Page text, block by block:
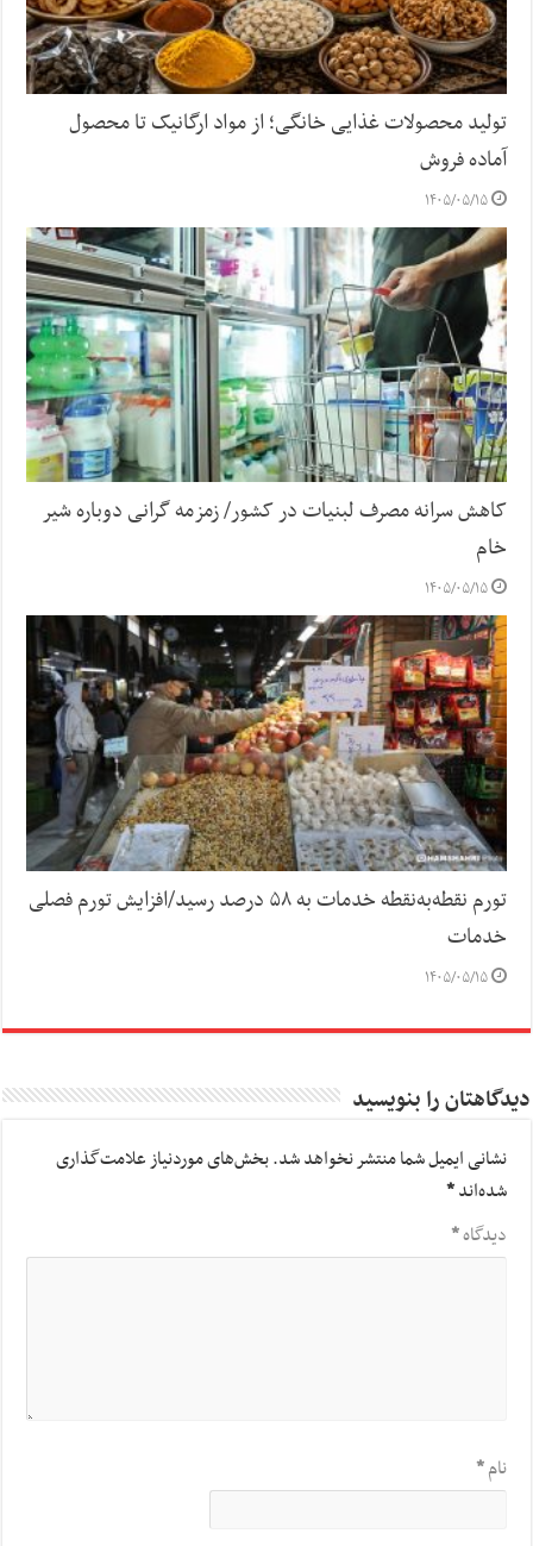
تولید محصولات غذایی خانگی؛ از مواد ارگانیک تا محصول
آماده فروش
۱۴۰۵/۰۵/۱۵
کاهش سرانه مصرف لبنیات در کشور/ زمزمه گرانی دوباره شیر
خام
۱۴۰۵/۰۵/۱۵
تورم نقطه‌به‌نقطه خدمات به ۵۸ درصد رسید/افزایش تورم فصلی
خدمات
۱۴۰۵/۰۵/۱۵
دیدگاهتان را بنویسید
نشانی ایمیل شما منتشر نخواهد شد.بخش‌های موردنیاز علامت‌گذاری
شده‌اند*
دیدگاه*
نام*